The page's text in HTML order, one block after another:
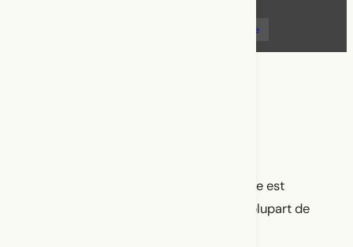
famille
Je ne sais pas pourquoi l’autobiographie est
devenue le sujet de prédilection de la plupart de